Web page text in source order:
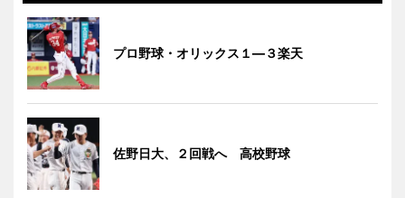
プロ野球・オリックス１―３楽天
佐野日大、２回戦へ 高校野球